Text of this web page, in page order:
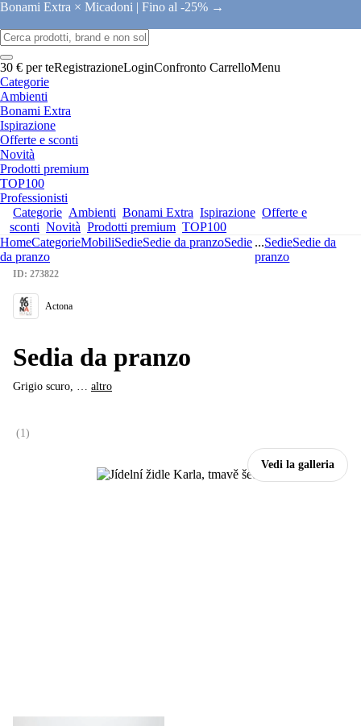
Bonami Extra × Micadoni | Fino al -25% →
30 € per teRegistrazioneLoginConfronto CarrelloMenu
Categorie
Ambienti
Bonami Extra
Ispirazione
Offerte e sconti
Novità
Prodotti premium
TOP100
Professionisti
Categorie Ambienti Bonami Extra Ispirazione Offerte e
sconti Novità Prodotti premium TOP100
HomeCategorieMobiliSedieSedie da pranzoSedie
da pranzo
...SedieSedie da
pranzo
Vedi la galleria
ID: 273822
Actona
Sedia da pranzo
Grigio scuro, … altro
(1 )